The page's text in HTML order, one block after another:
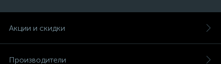
Акции и скидки
Производители